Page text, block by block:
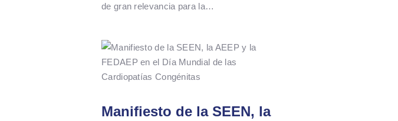
de gran relevancia para la…
Manifiesto de la SEEN, la